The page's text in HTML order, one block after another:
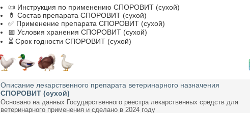
📜 Инструкция по применению СПОРОВИТ (сухой)
💊 Состав препарата СПОРОВИТ (сухой)
✅ Применение препарата СПОРОВИТ (сухой)
📅 Условия хранения СПОРОВИТ (сухой)
⏳ Срок годности СПОРОВИТ (сухой)
Описание лекарственного препарата ветеринарного назначения
СПОРОВИТ (сухой)
Основано на данных Государственного реестра лекарственных средств для
ветеринарного применения и сделано в 2024 году